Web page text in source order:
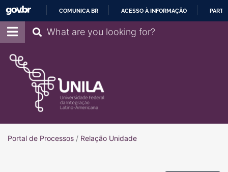
COMUNICA BR ACESSO À INFORMAÇÃO
Pesquisar
Portal de ProcessosPortal de Processos
/ Relação Unidade